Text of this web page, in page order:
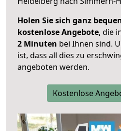
Holen Sie sich ganz
kostenlose Angebote, die
2 Minuten bei Ihnen sind.
ist, dass all dies zu
angeboten werden.
Kostenlose